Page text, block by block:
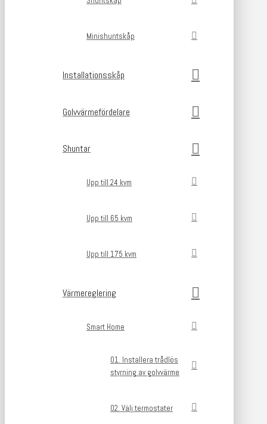
Minishuntskåp
Installationsskåp
Golvvärmefördelare
Shuntar
Upp till 24 kvm
Upp till 65 kvm
Upp till 175 kvm
Värmereglering
Smart Home
01. Installera trådlös
styrning av golvvärme
02. Välj termostater